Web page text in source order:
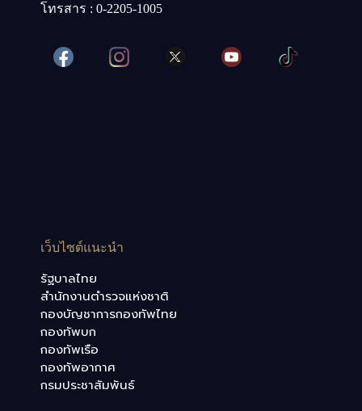
โทรสาร : 0-2205-1005
เว็บไซต์แนะนำ
รัฐบาลไทย
สำนักงานตำรวจแห่งชาติ
กองบัญชาการกองทัพไทย
กองทัพบก
กองทัพเรือ
กองทัพอากาศ
กรมประชาสัมพันธ์